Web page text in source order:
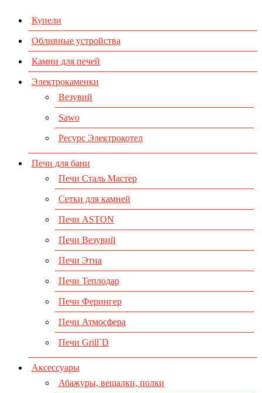
Купели
Обливные устройства
Камни для печей
Электрокаменки
Везувий
Sawo
Ресурс Электрокотел
Печи для бани
Печи Сталь Мастер
Сетки для камней
Печи ASTON
Печи Везувий
Печи Этна
Печи Теплодар
Печи Ферингер
Печи Атмосфера
Печи Grill`D
Аксессуары
Абажуры, вешалки, полки